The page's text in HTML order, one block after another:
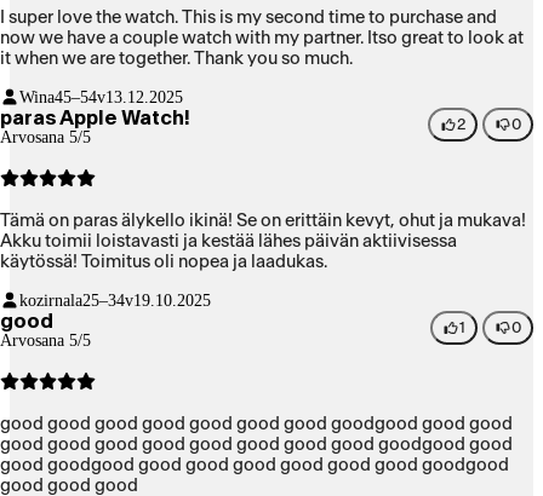
I super love the watch. This is my second time to purchase and
now we have a couple watch with my partner. Itso great to look at
it when we are together. Thank you so much.
Wina45–54v13.12.2025
paras Apple Watch!
Arvosana 5/5
2 0
Tämä on paras älykello ikinä! Se on erittäin kevyt, ohut ja mukava!
Akku toimii loistavasti ja kestää lähes päivän aktiivisessa
käytössä! Toimitus oli nopea ja laadukas.
kozirnala25–34v19.10.2025
good
Arvosana 5/5
1 0
good good good good good good good goodgood good good
good good good good good good good good goodgood good
good goodgood good good good good good good goodgood
good good good